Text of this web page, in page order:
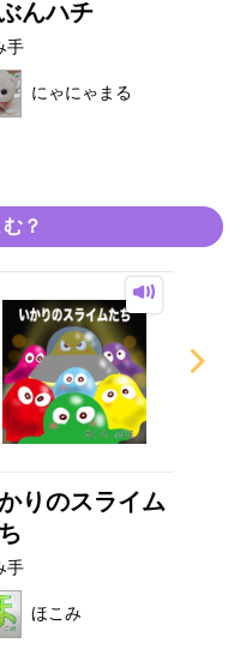
んハチ
手
にゃにゃまる
？
りのスライム
手
ほこみ